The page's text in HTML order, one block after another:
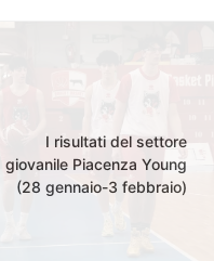
I risultati del settore
giovanile Piacenza Young
(28 gennaio-3 febbraio)